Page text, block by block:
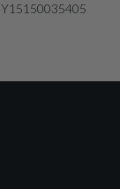
Y15150035405